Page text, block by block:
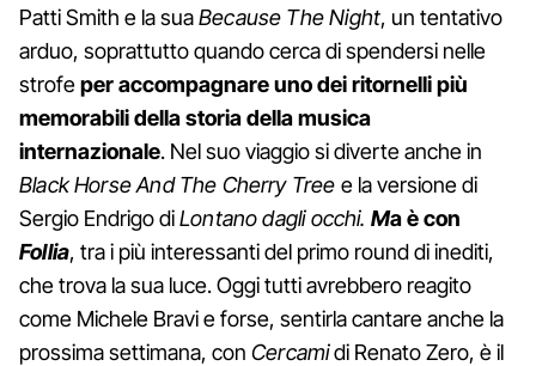
Patti Smith e la suaBecause The Night, un tentativo
arduo, soprattutto quando cerca di spendersi nelle
strofeper accompagnare uno dei ritornelli più
memorabili della storia della musica
internazionale. Nel suo viaggio si diverte anche in
Black Horse And The Cherry Tree e la versione di
Sergio Endrigo diLontano dagli occhi. Ma è con
Follia, tra i più interessanti del primo round di inediti,
che trova la sua luce. Oggi tutti avrebbero reagito
come Michele Bravi e forse, sentirla cantare anche la
prossima settimana, con Cercamidi Renato Zero, è il